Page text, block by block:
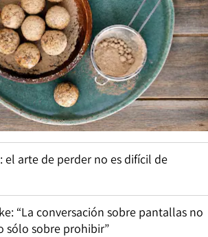
el arte de perder no es difícil de
“La conversación sobre pantallas no
sólo sobre prohibir”